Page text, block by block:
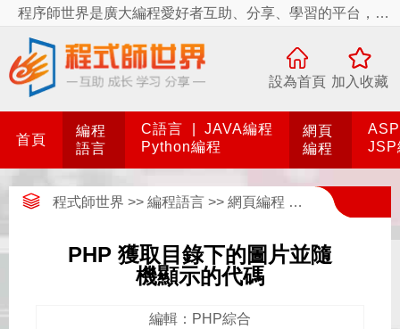
程序師世界是廣大編程愛好者互助、分享、學習的平台，程序師世界有你更精彩！
設為首頁 加入收藏
首頁
編程
語言
C語言
JAVA編程
Python編程
網頁
編程
JSP
程式師世界 >> 編程語言 >> 網頁編程 PHP編程
PHP 獲取目錄下的圖片並隨
機顯示的代碼
編輯：PHP綜合